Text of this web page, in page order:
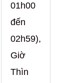
01h00
đến
02h59),
Giờ
Thìn